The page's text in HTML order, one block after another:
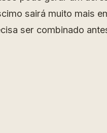
sairá muito mais
ser combinado